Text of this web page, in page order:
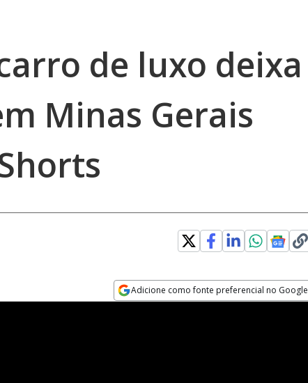
de luxo deixa
Minas Gerais
Adicione como fonte preferencial no Google